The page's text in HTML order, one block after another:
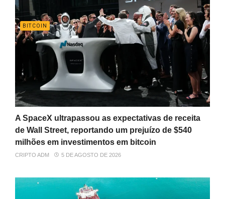
BITCOIN
A SpaceX ultrapassou as expectativas de receita
de Wall Street, reportando um prejuízo de $540
milhões em investimentos em bitcoin
CRIPTO ADM 5 DE AGOSTO DE 2026